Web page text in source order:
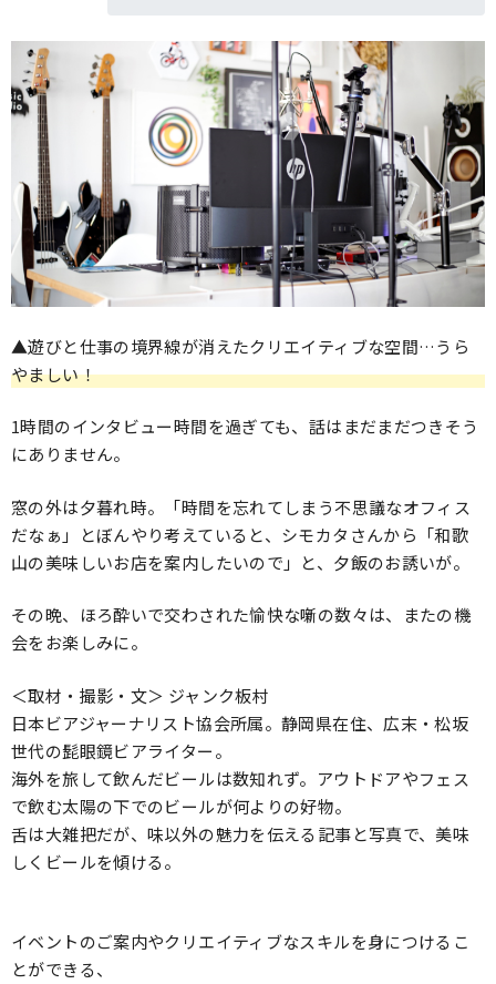
▲遊びと仕事の境界線が消えたクリエイティブな空間…うら
やましい！
1時間のインタビュー時間を過ぎても、話はまだまだつきそう
にありません。
窓の外は夕暮れ時。「時間を忘れてしまう不思議なオフィス
だなぁ」とぼんやり考えていると、シモカタさんから「和歌
山の美味しいお店を案内したいので」と、夕飯のお誘いが。
その晩、ほろ酔いで交わされた愉快な噺の数々は、またの機
会をお楽しみに。
＜取材・撮影・文＞ ジャンク板村
日本ビアジャーナリスト協会所属。静岡県在住、広末・松坂
世代の髭眼鏡ビアライター。
海外を旅して飲んだビールは数知れず。アウトドアやフェス
で飲む太陽の下でのビールが何よりの好物。
舌は大雑把だが、味以外の魅力を伝える記事と写真で、美味
しくビールを傾ける。
イベントのご案内やクリエイティブなスキルを身につけるこ
とができる、